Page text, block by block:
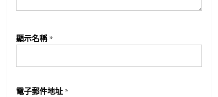
顯示名稱 *
電子郵件地址 *